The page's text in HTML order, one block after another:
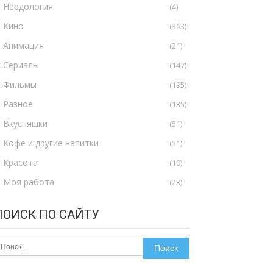
Нёрдология (4)
Кино (363)
Анимация (21)
Сериалы (147)
Фильмы (195)
Разное (135)
Вкусняшки (51)
Кофе и другие напитки (51)
Красота (10)
Моя работа (23)
ПО САЙТУ